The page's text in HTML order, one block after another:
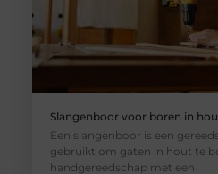
Slangenboor voor boren in
Een slangenboor is een
gebruikt om gaten in hout te
handgereedschap met een